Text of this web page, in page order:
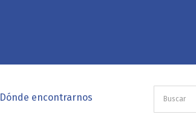
Dónde encontrarnos